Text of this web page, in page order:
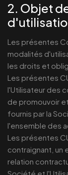
2. Objet
Les présentes
modalités
les droits et
Les présentes
l'Utilisateur des
de promouvoir
fournis par la
l'ensemble des
Les présentes
contraignant, un
relation